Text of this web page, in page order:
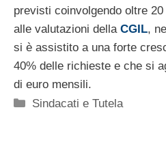
previsti coinvolgendo oltre
alle valutazioni della CGIL,
si è assistito a una forte
40% delle richieste e che si
di euro mensili.
Categorie
Sindacati e Tutela